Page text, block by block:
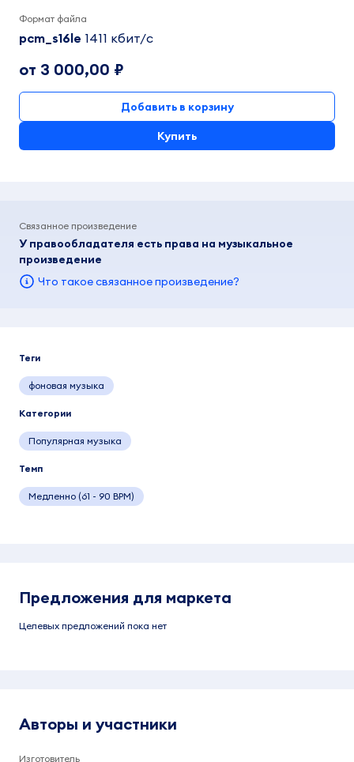
Формат файла
pcm_s16le 1411 кбит/c
от 3 000,00 ₽
Добавить в корзину
Купить
Связанное произведение
У правообладателя есть права на музыкальное
произведение
Что такое связанное произведение?
Теги
фоновая музыка
Категории
Популярная музыка
Темп
Медленно (61 - 90 BPM)
Предложения для маркета
Целевых предложений пока нет
Авторы и участники
Изготовитель